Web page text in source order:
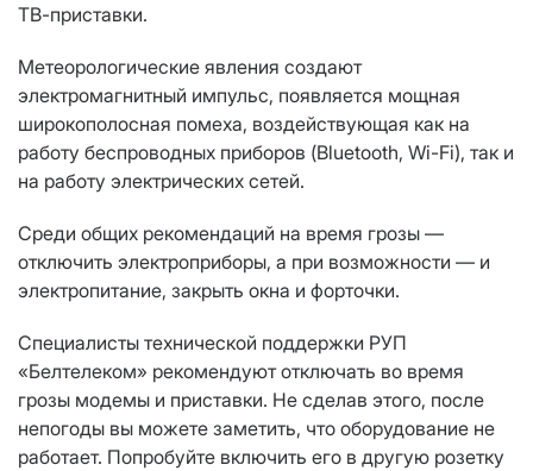
ТВ-приставки.
Метеорологические явления создают
электромагнитный импульс, появляется мощная
широкополосная помеха, воздействующая как на
работу беспроводных приборов (Bluetooth, Wi-Fi), так и
на работу электрических сетей.
Среди общих рекомендаций на время грозы —
отключить электроприборы, а при возможности — и
электропитание, закрыть окна и форточки.
Специалисты технической поддержки РУП
«Белтелеком» рекомендуют отключать во время
грозы модемы и приставки. Не сделав этого, после
непогоды вы можете заметить, что оборудование не
работает. Попробуйте включить его в другую розетку